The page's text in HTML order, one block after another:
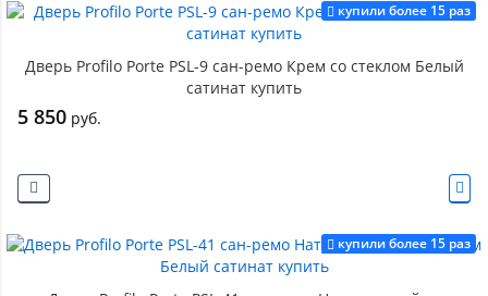
купили более 15 раз
Дверь Profilo Porte PSL-9 сан-ремо Крем со стеклом Белый
сатинат купить
5 850 руб.
купили более 15 раз